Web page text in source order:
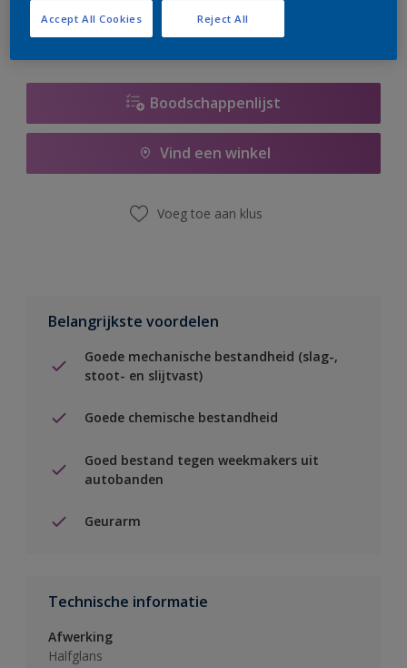
Boodschappenlijst
Vind een winkel
Voeg toe aan klus
Belangrijkste voordelen
Goede mechanische bestandheid (slag-,
stoot- en slijtvast)
Goede chemische bestandheid
Goed bestand tegen weekmakers uit
autobanden
Geurarm
Technische informatie
Afwerking
Halfglans
Reject All
Accept All Cookies